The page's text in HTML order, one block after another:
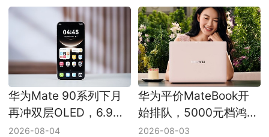
堆满
华为Mate 90系列下月
再冲双层OLED，6.9英
寸旗舰屏继续往上卷
2026-08-04
华为平价MateBook开
始排队，5000元档鸿蒙
PC这次盯上MateBook
2026-08-03